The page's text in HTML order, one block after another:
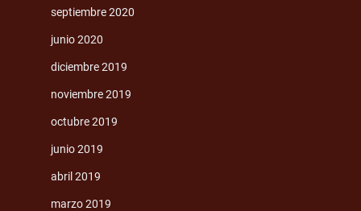
septiembre 2020
junio 2020
diciembre 2019
noviembre 2019
octubre 2019
junio 2019
abril 2019
marzo 2019